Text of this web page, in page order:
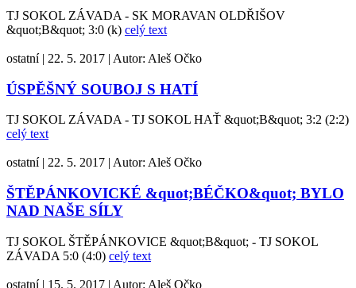
TJ SOKOL ZÁVADA - SK MORAVAN OLDŘIŠOV
&quot;B&quot; 3:0 (k) celý text
ostatní | 22. 5. 2017 | Autor: Aleš Očko
ÚSPĚŠNÝ SOUBOJ S HATÍ
TJ SOKOL ZÁVADA - TJ SOKOL HAŤ &quot;B&quot; 3:2 (2:2)
celý text
ostatní | 22. 5. 2017 | Autor: Aleš Očko
ŠTĚPÁNKOVICKÉ &quot;BÉČKO&quot; BYLO
NAD NAŠE SÍLY
TJ SOKOL ŠTĚPÁNKOVICE &quot;B&quot; - TJ SOKOL
ZÁVADA 5:0 (4:0) celý text
ostatní | 15. 5. 2017 | Autor: Aleš Očko